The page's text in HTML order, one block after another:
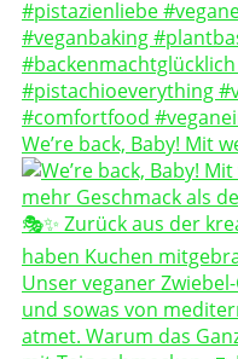
We’re back, Baby! Mit